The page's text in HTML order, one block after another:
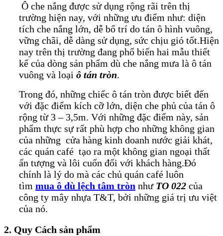
Ô che nắng được sử dụng rộng rãi trên thị
trường hiện nay, với những ưu điểm như: diện
tích che nắng lớn, dễ bố trí do tán ô hình vuông,
vững chãi, dễ dàng sử dụng, sức chịu gió tốt.Hiện
nay trên thị trường đang phổ biến hai mẫu thiết
kế của dòng sản phẩm dù che nắng mưa là ô tán
vuông và loại ô tán tròn.
Trong đó, những chiếc ô tán tròn được biết đến
với đặc điểm kích cỡ lớn, diện che phủ của tán ô
rộng từ 3 – 3,5m. Với những đặc điểm này, sản
phẩm thực sự rất phù hợp cho những không gian
của những cửa hàng kinh doanh nước giải khát,
các quán café tạo ra một không gian ngoại thất
ấn tượng và lôi cuốn đối với khách hàng.Đó
chính là lý do mà các chủ quán café luôn
tìm mua ô dù lệch tâm tròn như TO 022 của
công ty mây nhựa T&T, bởi những giá trị ưu việt
của nó.
2. Quy Cách sản phẩm